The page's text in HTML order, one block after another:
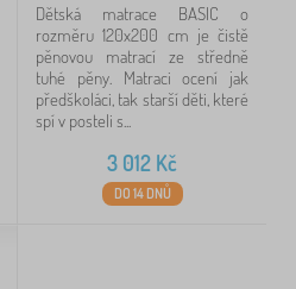
Dětská matrace BASIC o
rozměru 120x200 cm je čistě
pěnovou matrací ze středně
tuhé pěny. Matraci ocení jak
předškoláci, tak starší děti, které
spí v posteli s...
3 012 Kč
DO 14 DNŮ